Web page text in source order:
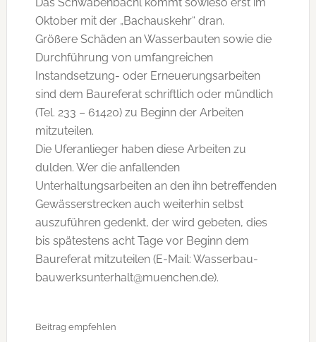
Oktober mit der „Bachauskehr“ dran.
Größere Schäden an Wasserbauten sowie die
Durchführung von umfangreichen
Instandsetzung- oder Erneuerungsarbeiten
sind dem Baureferat schriftlich oder mündlich
(Tel. 233 – 61420) zu Beginn der Arbeiten
mitzuteilen.
Die Uferanlieger haben diese Arbeiten zu
dulden. Wer die anfallenden
Unterhaltungsarbeiten an den ihn betreffenden
Gewässerstrecken auch weiterhin selbst
auszuführen gedenkt, der wird gebeten, dies
bis spätestens acht Tage vor Beginn dem
Baureferat mitzuteilen (E-Mail: Wasserbau-
bauwerksunterhalt@muenchen.de).
Beitrag empfehlen